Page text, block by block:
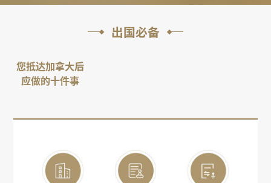
出国必备
您抵达加拿大后
应做的十件事